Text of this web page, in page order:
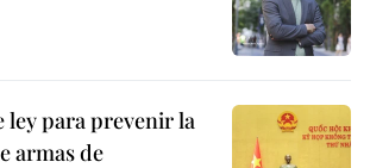
ley para prevenir la
armas de